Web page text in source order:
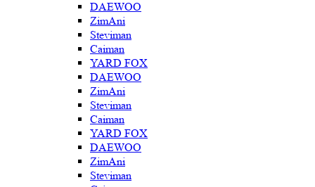
DAEWOO
ZimAni
Steviman
Caiman
YARD FOX
DAEWOO
ZimAni
Steviman
Caiman
YARD FOX
DAEWOO
ZimAni
Steviman